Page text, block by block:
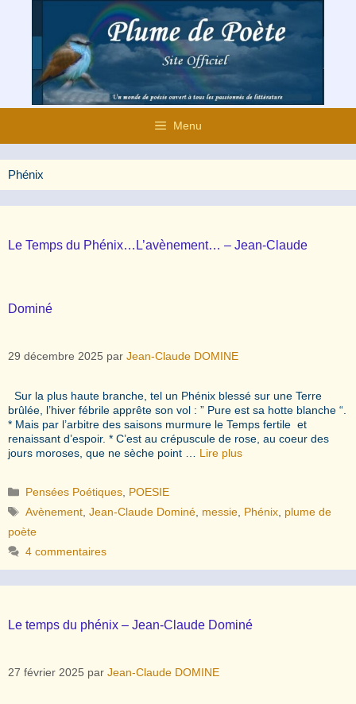
contenu
Menu
Phénix
Le Temps du Phénix…L’avènement… – Jean-Claude
Dominé
29 décembre 2025 par Jean-Claude DOMINE
Sur la plus haute branche, tel un Phénix blessé sur une Terre
brûlée, l’hiver fébrile apprête son vol : ” Pure est sa hotte blanche “.
* Mais par l’arbitre des saisons murmure le Temps fertile et
renaissant d’espoir. * C’est au crépuscule de rose, au coeur des
jours moroses, que ne sèche point … Lire plus
Catégories
Pensées Poétiques POESIE
Étiquettes
Avènement ,Jean-Claude Dominé messie Phénix plume de
poète
4 commentaires
Le temps du phénix – Jean-Claude Dominé
27 février 2025 par Jean-Claude DOMINE